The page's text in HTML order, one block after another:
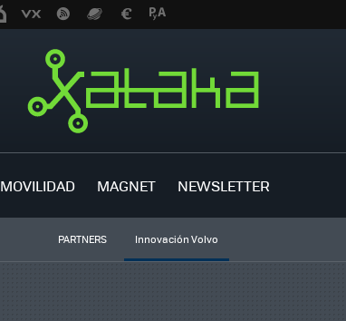
MOVILIDAD MAGNET NEWSLETTER
PARTNERS Innovación Volvo